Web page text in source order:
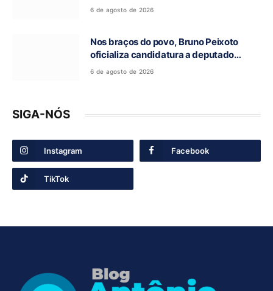
6 de agosto de 2026
Nos braços do povo, Bruno Peixoto
oficializa candidatura a deputado
federal em convenção do União Brasil
6 de agosto de 2026
SIGA-NÓS
Instagram Facebook
TikTok